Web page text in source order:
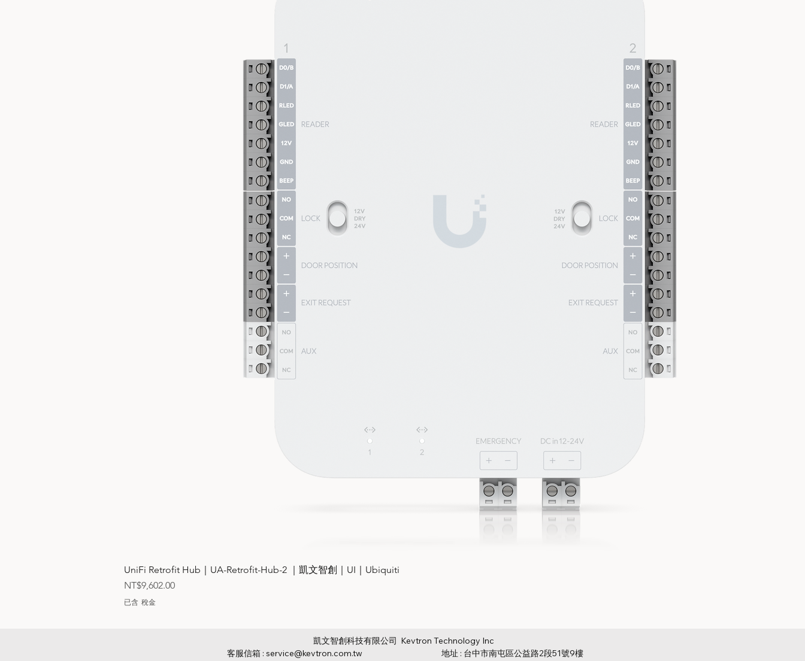
UniFi Retrofit Hub｜UA-Retrofit-Hub-2 ｜凱文智創｜UI｜Ubiquiti
價格
NT$9,602.00
已含 稅金
凱文智創科技有限公司 Kevtron Technology Inc
客服信箱 : service@kevtron.com.tw 地址 : 台中市南屯區公益路2段51號9樓